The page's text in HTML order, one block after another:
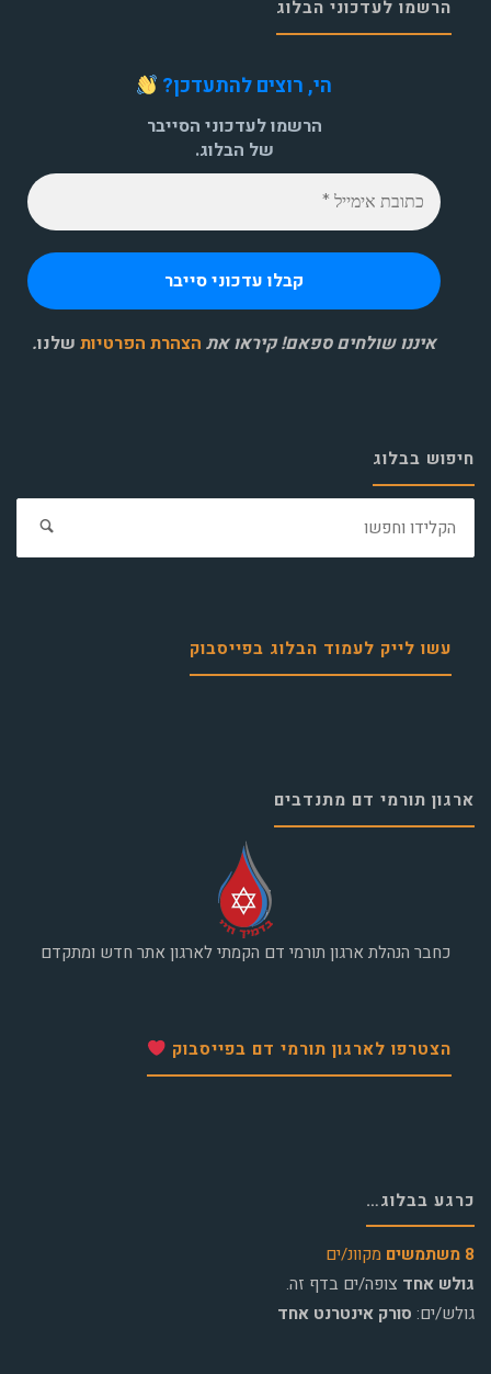
הרשמו לעדכוני הבלוג
הי, רוצים להתעדכן?
הרשמו לעדכוני הסייבר
של הבלוג.
איננו שולחים ספאם! קיראו את הצהרת הפרטיות שלנו.
חיפוש בבלוג
עשו לייק לעמוד הבלוג בפייסבוק
ארגון תורמי דם מתנדבים
כחבר הנהלת ארגון תורמי דם הקמתי לארגון אתר חדש ומתקדם
הצטרפו לארגון תורמי דם בפייסבוק
כרגע בבלוג…
8 משתמשים
מקוונ/ים
גולש אחד צופה/ים בדף זה.
גולש/ים: סורק אינטרנט אחד